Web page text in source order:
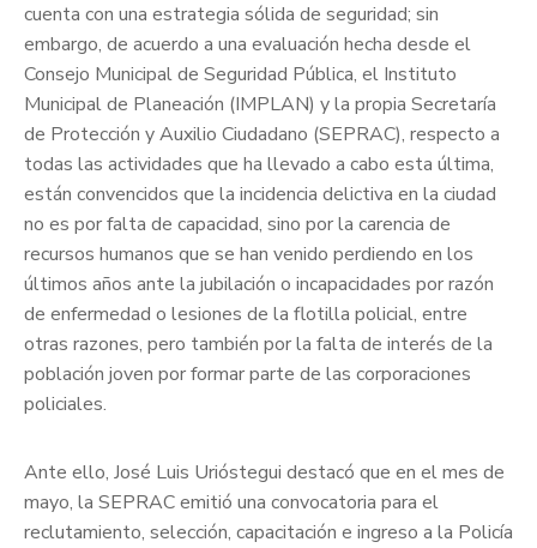
cuenta con una estrategia sólida de seguridad; sin
embargo, de acuerdo a una evaluación hecha desde el
Consejo Municipal de Seguridad Pública, el Instituto
Municipal de Planeación (IMPLAN) y la propia Secretaría
de Protección y Auxilio Ciudadano (SEPRAC), respecto a
todas las actividades que ha llevado a cabo esta última,
están convencidos que la incidencia delictiva en la ciudad
no es por falta de capacidad, sino por la carencia de
recursos humanos que se han venido perdiendo en los
últimos años ante la jubilación o incapacidades por razón
de enfermedad o lesiones de la flotilla policial, entre
otras razones, pero también por la falta de interés de la
población joven por formar parte de las corporaciones
policiales.
Ante ello, José Luis Urióstegui destacó que en el mes de
mayo, la SEPRAC emitió una convocatoria para el
reclutamiento, selección, capacitación e ingreso a la Policía